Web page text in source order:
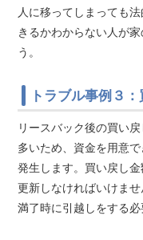
人に移ってしまっても
きるかわからない人が
う。
トラブル事例３
リースバック後の買い
多いため、資金を用意
発生します。買い戻し
更新しなければいけま
満了時に引越しをする必